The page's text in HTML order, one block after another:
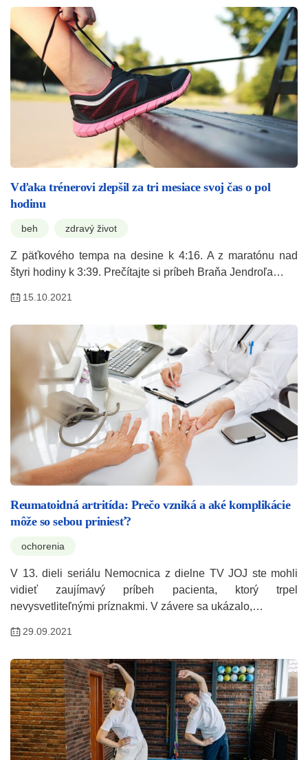
Vďaka trénerovi zlepšil za tri mesiace svoj čas o pol
hodinu
beh zdravý život
Z päťkového tempa na desine k 4:16. A z maratónu nad
štyri hodiny k 3:39. Prečítajte si príbeh Braňa Jendroľa…
15.10.2021
Reumatoidná artritída: Prečo vzniká a aké komplikácie
môže so sebou priniesť?
ochorenia
V 13. dieli seriálu Nemocnica z dielne TV JOJ ste mohli
vidieť zaujímavý príbeh pacienta, ktorý trpel
nevysvetliteľnými príznakmi. V závere sa ukázalo,…
29.09.2021